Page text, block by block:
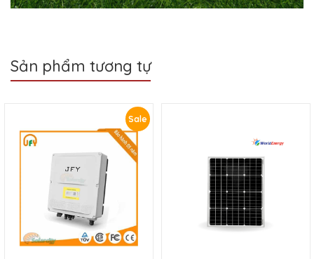
Sản phẩm tương tự
Sale